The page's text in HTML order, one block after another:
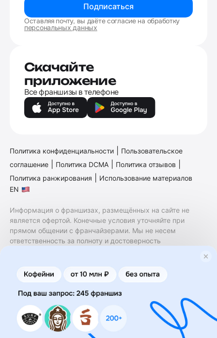
Подписаться
Оставляя почту, вы даёте согласие на обработку
персональных данных
Скачайте
приложение
Все франшизы в телефоне
Политика конфиденциальности
Пользовательское
соглашение
Политика DCMA Политика отзывов
Политика ранжирования
Использование материалов
EN
Информация о франшизах, размещённых на сайте не
является офертой. Конечные условия уточняйте при
прямом общении с франчайзерами. Мы не несем
ответственность за полноту и достоверность
финансовые услуги. Заключение договоров
коммерческой концессии (франчайзинга) осуществляется
правообладателями/их представителями. Бизнесменс.ру
не является посредником или представителем
правообладателя и не несет ответственность за условия
предоставления франшизы и действия лиц,
осуществленные на основании информации, имеющейся